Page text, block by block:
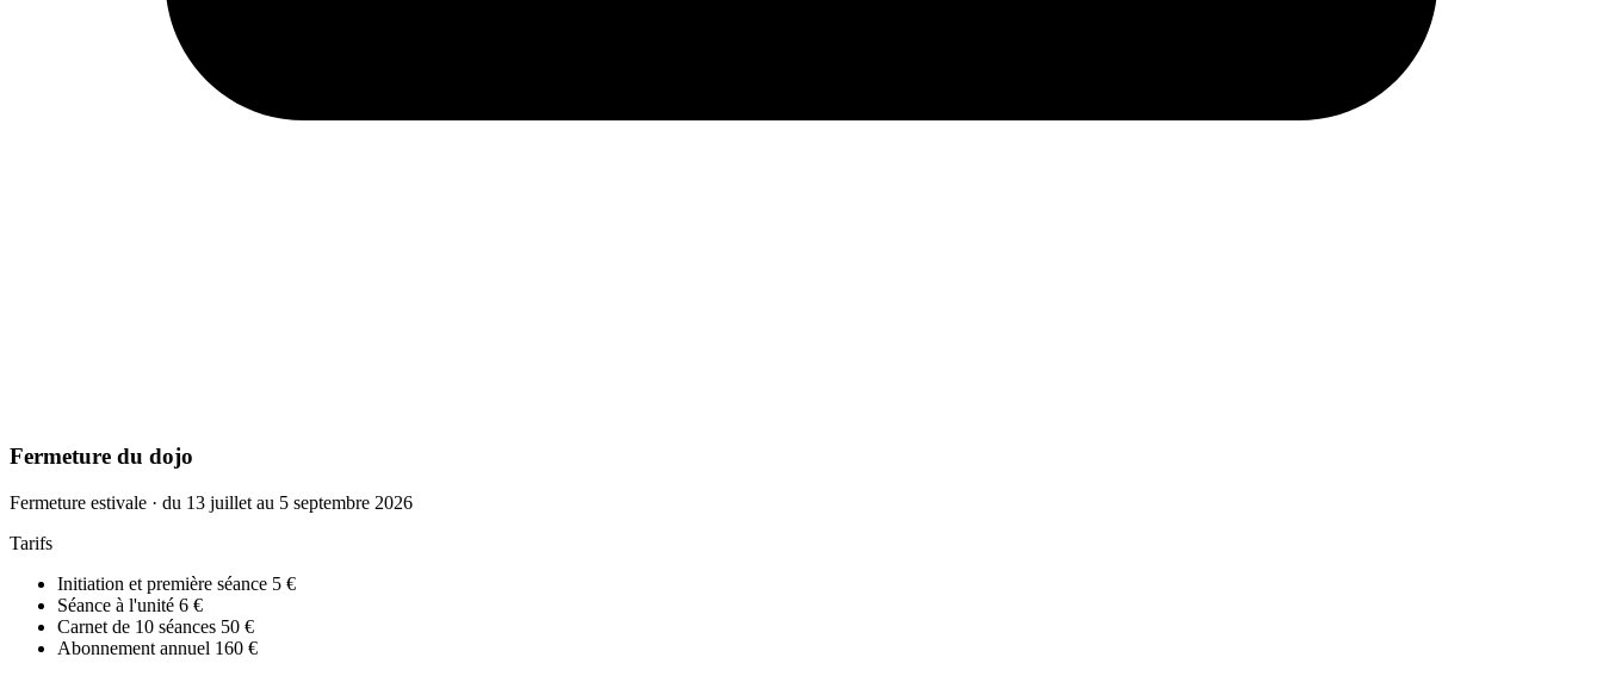
Fermeture du dojo
Fermeture estivale · du 13 juillet au 5 septembre 2026
Tarifs
Initiation et première séance 5 €
Séance à l'unité 6 €
Carnet de 10 séances 50 €
Abonnement annuel 160 €